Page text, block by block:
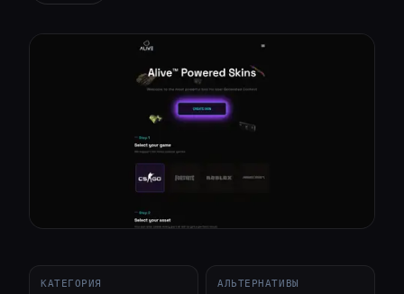
КАТЕГОРИЯ АЛЬТЕРНАТИВЫ